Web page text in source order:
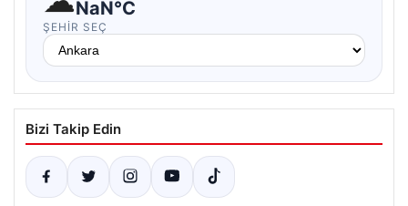
NaN°C
ŞEHIR SEÇ
Bizi Takip Edin